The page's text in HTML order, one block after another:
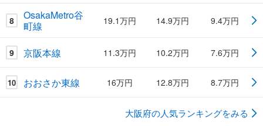
8
OsakaMetro谷
町線
19.1万円 14.9万円 9.4万円
9 京阪本線 11.3万円 10.2万円 7.6万円
10 おおさか東線 16万円 12.8万円 8.7万円
大阪府の人気ランキングをみる